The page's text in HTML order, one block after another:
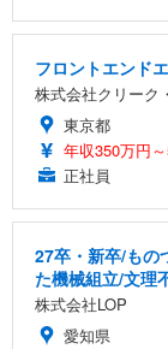
フロントエンド
株式会社クリーク
東京都
年収350万円
正社員
27卒・新卒/もの
た機械組立/文理
株式会社LOP
愛知県